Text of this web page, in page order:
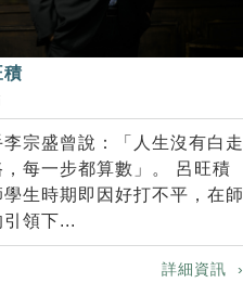
積
李宗盛曾說：「人生沒有白走
，每一步都算數」。 呂旺積
學生時期即因好打不平，在師
引領下...
詳細資訊 ›